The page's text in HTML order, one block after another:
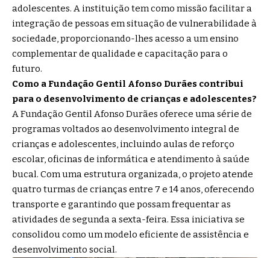
adolescentes. A instituição tem como missão facilitar a
integração de pessoas em situação de vulnerabilidade à
sociedade, proporcionando-lhes acesso a um ensino
complementar de qualidade e capacitação para o
futuro.
Como a Fundação Gentil Afonso Durães contribui
para o desenvolvimento de crianças e adolescentes?
A Fundação Gentil Afonso Durães oferece uma série de
programas voltados ao desenvolvimento integral de
crianças e adolescentes, incluindo aulas de reforço
escolar, oficinas de informática e atendimento à saúde
bucal. Com uma estrutura organizada, o projeto atende
quatro turmas de crianças entre 7 e 14 anos, oferecendo
transporte e garantindo que possam frequentar as
atividades de segunda a sexta-feira. Essa iniciativa se
consolidou como um modelo eficiente de assistência e
desenvolvimento social.